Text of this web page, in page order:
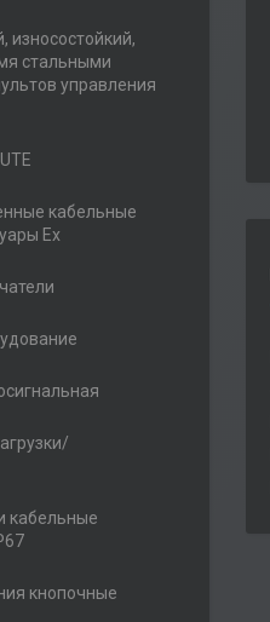
износостойкий,
стальными
управления
кабельные
Ex
кабельные
кнопочные